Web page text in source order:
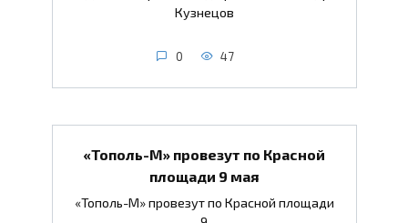
Кузнецов
0 47
«Тополь-М» провезут по Красной
площади 9 мая
«Тополь-М» провезут по Красной площади